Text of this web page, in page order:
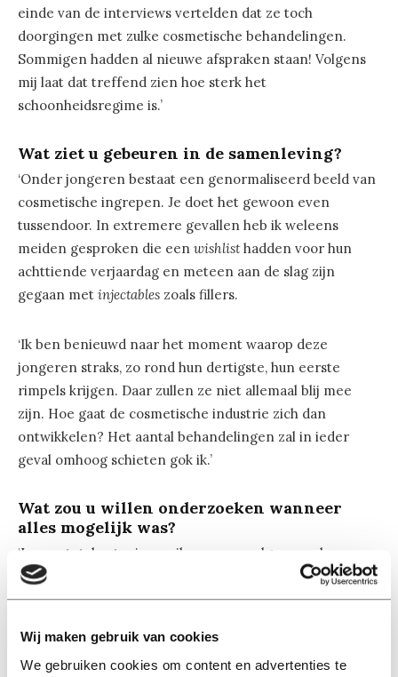
Wij maken gebruik van cookies
We gebruiken cookies om content en advertenties te
einde van de interviews vertelden dat ze toch
doorgingen met zulke cosmetische behandelingen.
Sommigen hadden al nieuwe afspraken staan! Volgens
mij laat dat treffend zien hoe sterk het
schoonheidsregime is.’
Wat ziet u gebeuren in de samenleving?
‘Onder jongeren bestaat een genormaliseerd beeld van
cosmetische ingrepen. Je doet het gewoon even
tussendoor. In extremere gevallen heb ik weleens
meiden gesproken die een wishlisthadden voor hun
achttiende verjaardag en meteen aan de slag zijn
gegaan met injectables zoals fillers.
‘Ik ben benieuwd naar het moment waarop deze
jongeren straks, zo rond hun dertigste, hun eerste
rimpels krijgen. Daar zullen ze niet allemaal blij mee
zijn. Hoe gaat de cosmetische industrie zich dan
ontwikkelen? Het aantal behandelingen zal in ieder
geval omhoog schieten gok ik.’
Wat zou u willen onderzoeken wanneer
alles mogelijk was?
‘In een totale utopie zou ik mensen volgen van hun pre-
adolescentie tot hun laatste levensjaren. En dan kijken
hoe hun lichaamsbeeld door de jaren heen is veranderd
zijn geweest. Meer specifiek: of, hoe en wanneer ze met
cosmetische ingrepen in contact komen, welke ze wel